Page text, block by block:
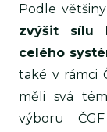
Podle
zvýšit sílu
celého
také v rámci
měli svá
výboru